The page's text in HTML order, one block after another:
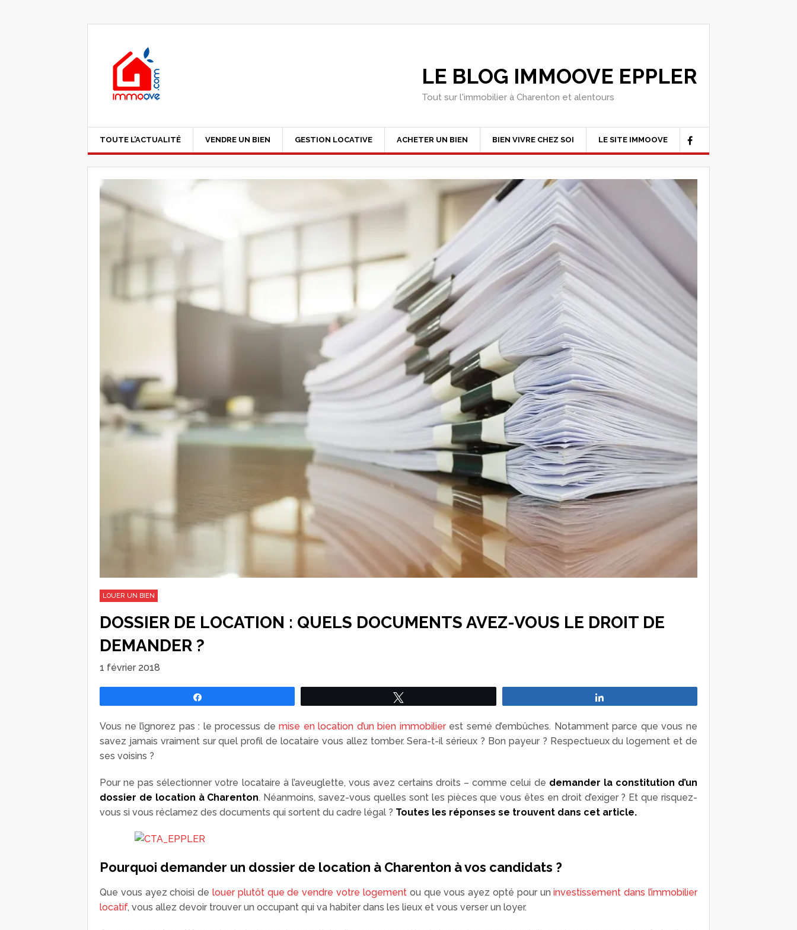
LE BLOG IMMOOVE EPPLER
Tout sur l'immobilier à Charenton et alentours
TOUTE L’ACTUALITÉ VENDRE UN BIEN GESTION LOCATIVE ACHETER UN BIEN BIEN VIVRE CHEZ SOI LE SITE IMMOOVE
LOUER UN BIEN
DOSSIER DE LOCATION : QUELS DOCUMENTS AVEZ-VOUS LE DROIT DE
DEMANDER ?
1 février 2018
Vous ne l’ignorez pas : le processus demise en location d’un bien immobilierest semé d’embûches. Notamment parce que vous ne
savez jamais vraiment sur quel profil de locataire vous allez tomber. Sera-t-il sérieux ? Bon payeur ? Respectueux du logement et de
ses voisins ?
Pour ne pas sélectionner votre locataire à l’aveuglette, vous avez certains droits – comme celui de demander la constitution d’un
dossier de location à Charenton. Néanmoins, savez-vous quelles sont les pièces que vous êtes en droit d’exiger ? Et que risquez-
vous si vous réclamez des documents qui sortent du cadre légal ? Toutes les réponses se trouvent dans cet article.
Pourquoi demander un dossier de location à Charenton à vos candidats ?
Que vous ayez choisi delouer plutôt que de vendre votre logementou que vous ayez opté pour uninvestissement dans l’immobilier
locatif, vous allez devoir trouver un occupant qui va habiter dans les lieux et vous verser un loyer.